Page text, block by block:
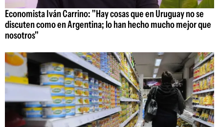
Economista Iván Carrino: "Hay cosas que en Uruguay no se
discuten como en Argentina; lo han hecho mucho mejor que
nosotros"